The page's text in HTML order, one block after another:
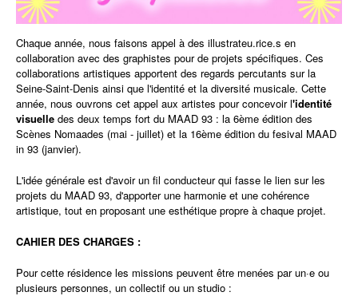
Chaque année, nous faisons appel à des illustrateu.rice.s en
collaboration avec des graphistes pour de projets spécifiques. Ces
collaborations artistiques apportent des regards percutants sur la
Seine-Saint-Denis ainsi que l'identité et la diversité musicale. Cette
année, nous ouvrons cet appel aux artistes pour concevoir l'identité
visuelle des deux temps fort du MAAD 93 : la 6ème édition des
Scènes Nomaades (mai - juillet) et la 16ème édition du fesival MAAD
in 93 (janvier).
L'idée générale est d'avoir un fil conducteur qui fasse le lien sur les
projets du MAAD 93, d'apporter une harmonie et une cohérence
artistique, tout en proposant une esthétique propre à chaque projet.
CAHIER DES CHARGES :
Pour cette résidence les missions peuvent être menées par un·e ou
plusieurs personnes, un collectif ou un studio :